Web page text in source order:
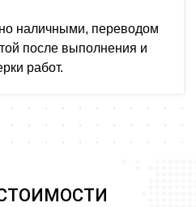
наличными, переводом
после выполнения и
работ.